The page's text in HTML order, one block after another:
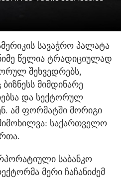
სავაჭრო პალატა
წელია ტრადიციულად
შეხვედრებს,
მიმდინარე
და სექტორულ
ამ ფორმატში მორიგი
საქართველო
საბანკო
მერი ჩაჩანიძემ